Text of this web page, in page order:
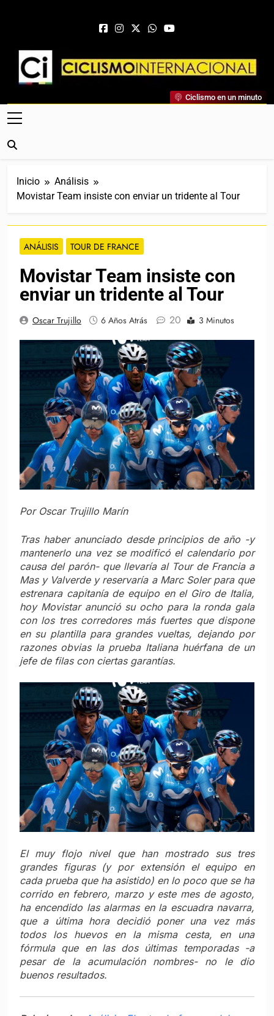
Ciclismo Internacional
Web Dedicada Al Ciclismo Mundial. Entrevistas, Análisis,
Crónicas, Previas Y Más. La Web Ciclista De Referencia.
Ciclismo en un minuto
Inicio
Análisis
Movistar Team insiste con enviar un tridente al Tour
ANÁLISIS TOUR DE FRANCE
Movistar Team insiste con
enviar un tridente al Tour
Oscar Trujillo 6 Años Atrás 20 3 Minutos
Por Oscar Trujillo Marín
Tras haber anunciado desde principios de año -y
mantenerlo una vez se modificó el calendario por
causa del parón- que llevaría al Tour de Francia a
Mas y Valverde y reservaría a Marc Soler para que
estrenara capitanía de equipo en el Giro de Italia,
hoy Movistar anunció su ocho para la ronda gala
con los tres corredores más fuertes que dispone
en su plantilla para grandes vueltas, dejando por
razones obvias la prueba Italiana huérfana de un
jefe de filas con ciertas garantías.
El muy flojo nivel que han mostrado sus tres
grandes figuras (y por extensión el equipo en
cada prueba que ha asistido) en lo poco que se ha
corrido en febrero, marzo y este mes de agosto,
ha encendido las alarmas en la escuadra navarra,
que a última hora decidió poner una vez más
todos los huevos en la misma cesta, en una
fórmula que en las dos últimas temporadas -a
pesar de la acumulación nombres- no le dio
buenos resultados.